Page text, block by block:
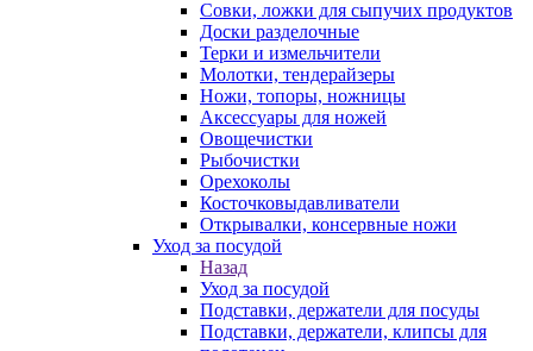
Совки, ложки для сыпучих продуктов
Доски разделочные
Терки и измельчители
Молотки, тендерайзеры
Ножи, топоры, ножницы
Аксессуары для ножей
Овощечистки
Рыбочистки
Орехоколы
Косточковыдавливатели
Открывалки, консервные ножи
Уход за посудой
Назад
Уход за посудой
Подставки, держатели для посуды
Подставки, держатели, клипсы для